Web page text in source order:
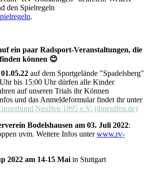
den Spielregeln
.
ein paar Radsport-Veranstaltungen, die
können 😊
auf dem Sportgelände "Spadelsberg"
bis 15:00 Uhr dürfen alle Kinder
auf unseren Trials ihr Können
und das Anmeldeformular findet ihr unter
Neuffen 1895 e.V. (tbneuffen.de)
Bodelshausen am 03. Juli 2022:
uvm. Weitere Infos unterwww.rv-
2022 am 14-15 Mai in Stuttgart